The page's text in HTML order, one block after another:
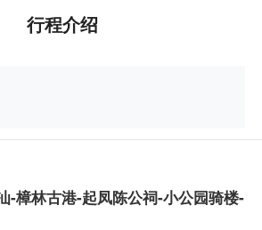
行程介绍
-樟林古港-起凤陈公祠-小公园骑楼-